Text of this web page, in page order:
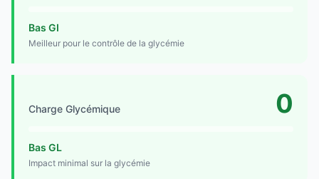
Bas GI
Meilleur pour le contrôle de la glycémie
Charge Glycémique 0
Bas GL
Impact minimal sur la glycémie